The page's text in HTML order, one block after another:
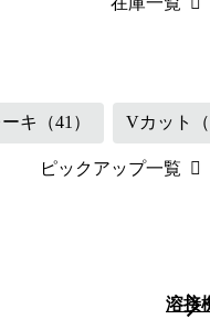
（18
キ （41） Vカット
ピックアップ一覧
溶接